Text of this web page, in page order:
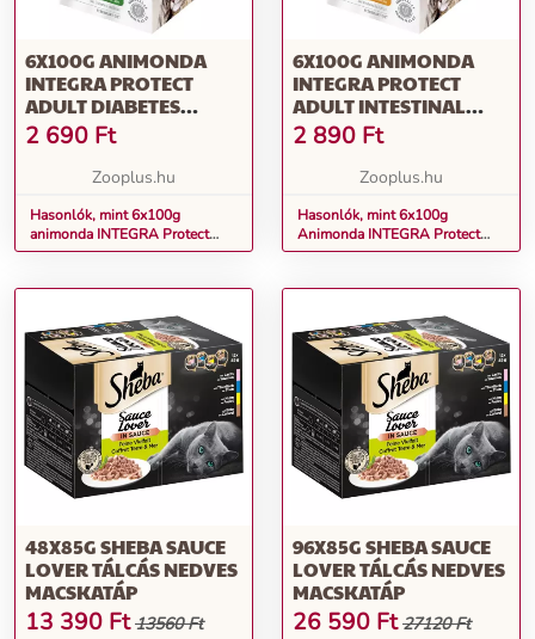
6X100G ANIMONDA
INTEGRA PROTECT
ADULT DIABETES
TÁLCÁS NEDVES
MACSKATÁP-NYÚL
2 690 Ft
Zooplus.hu
Hasonlók, mint 6x100g
animonda INTEGRA Protect
Adult Diabetes tálcás nedves
6X100G ANIMONDA
INTEGRA PROTECT
ADULT INTESTINAL
TÁLCÁS NEDVES
MACSKATÁP-PULYKA
2 890 Ft
Zooplus.hu
Hasonlók, mint 6x100g
Animonda INTEGRA Protect
Adult Intestinal tálcás nedves
48X85G SHEBA SAUCE
LOVER TÁLCÁS NEDVES
MACSKATÁP
13 390 Ft 13560 Ft
96X85G SHEBA SAUCE
LOVER TÁLCÁS NEDVES
MACSKATÁP
26 590 Ft 27120 Ft